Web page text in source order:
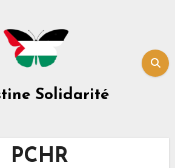
Solidarité
PCHR